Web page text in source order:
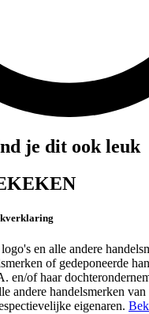
je dit ook leuk
en alle andere
of gedeponeerde
en/of haar
andere handelsmerken
eigenaren.